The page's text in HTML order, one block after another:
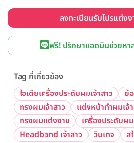
ลงทะเบียนรับโปรแต่ง
ฟรี! ปรึกษาแอดมินช่วยหา
Tag ที่เกี่ยวข้อง
ไอเดียเครื่องประดับผมเจ้าสาว
ย้
ทรงผมเจ้าสาว
แต่งหน้าทำผมเจ้
ทรงผมแต่งงาน
เครื่องประดับผม
Headband เจ้าสาว
วินเทจ ส